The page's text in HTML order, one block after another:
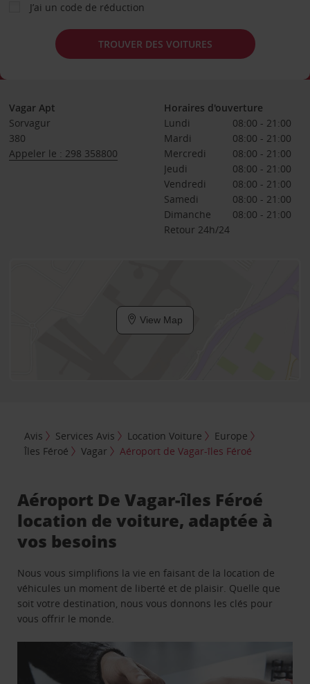
J’ai un code de réduction
TROUVER DES VOITURES
Vagar Apt
Sorvagur
380
Appeler le : 298 358800
Horaires d'ouverture
Lundi
08:00 - 21:00
Mardi
08:00 - 21:00
Mercredi
08:00 - 21:00
Jeudi
08:00 - 21:00
Vendredi
08:00 - 21:00
Samedi
08:00 - 21:00
Dimanche
08:00 - 21:00
Retour 24h/24
View Map
Avis Services Avis Location Voiture
Europe
Îles Féroé
Vagar Aéroport de Vagar-îles Féroé
Aéroport De Vagar-îles Féroé
location de voiture, adaptée à
vos besoins
Nous vous simplifions la vie en faisant de la location de
véhicules un moment de liberté et de plaisir. Quelle que
soit votre destination, nous vous donnons les clés pour
vous offrir le monde.